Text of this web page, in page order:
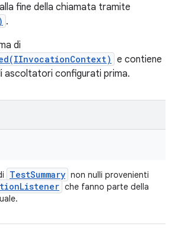
fine della chiamata tramite
.
di
e contiene
ascoltatori configurati prima.
TestSummary non nulli provenienti
Listener che fanno parte della